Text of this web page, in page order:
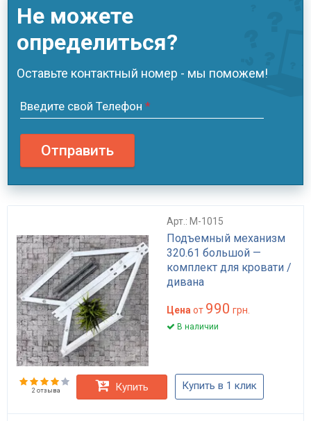
Не можете
определиться?
Оставьте контактный номер - мы поможем!
Введите свой Телефон *
Отправить
Арт.: M-1015
Подъемный механизм
320.61 большой —
комплект для кровати /
дивана
Цена от 990 грн.
В наличии
2 отзыва Купить Купить в 1 клик